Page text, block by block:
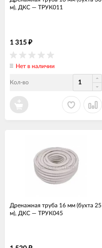
м), ДКС — ТРУК011
1 315 ₽
Нет в наличии
Кол-во
Дренажная труба 16 мм (бухта 25
м), ДКС — ТРУК045